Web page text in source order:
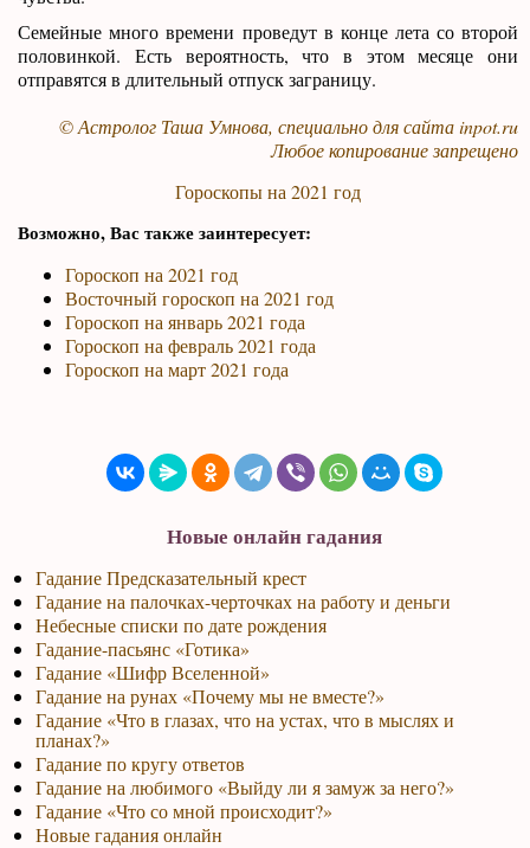
Семейные много времени проведут в конце лета со второй
половинкой. Есть вероятность, что в этом месяце они
отправятся в длительный отпуск заграницу.
© Астролог Таша Умнова, специально для сайтаinpot.ru
Любое копирование запрещено
Гороскопы на 2021 год
Возможно, Вас также заинтересует:
Гороскоп на 2021 год
Восточный гороскоп на 2021 год
Гороскоп на январь 2021 года
Гороскоп на февраль 2021 года
Гороскоп на март 2021 года
Новые онлайн гадания
Гадание Предсказательный крест
Гадание на палочках-черточках на работу и деньги
Небесные списки по дате рождения
Гадание-пасьянс «Готика»
Гадание «Шифр Вселенной»
Гадание на рунах «Почему мы не вместе?»
Гадание «Что в глазах, что на устах, что в мыслях и
планах?»
Гадание по кругу ответов
Гадание на любимого «Выйду ли я замуж за него?»
Гадание «Что со мной происходит?»
Новые гадания онлайн